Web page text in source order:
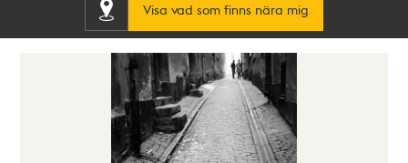
Visa vad som finns nära mig